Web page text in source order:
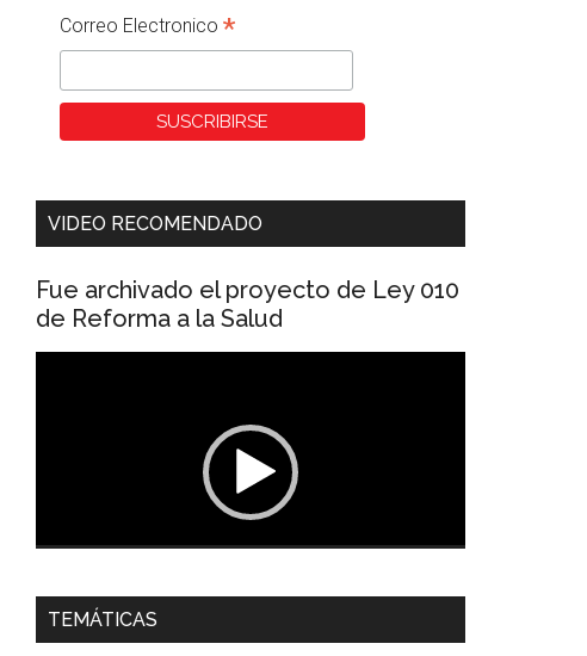
Correo Electronico *
VIDEO RECOMENDADO
Fue archivado el proyecto de Ley 010
de Reforma a la Salud
Dra. Carolina Corcho Mejía,
Latinoamericana Sur, Vicepresidenta Federación
TEMÁTICAS